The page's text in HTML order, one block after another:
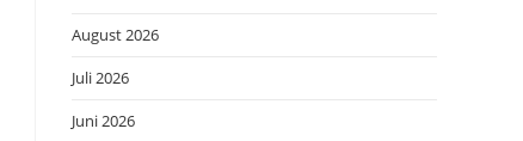
August 2026
Juli 2026
Juni 2026